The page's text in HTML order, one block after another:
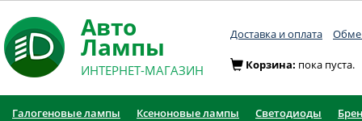
Авто
Лампы
ИНТЕРНЕТ-МАГАЗИН
Доставка и оплата
Корзина: пока пуста.
Галогеновые лампы Ксеноновые лампы Светодиоды